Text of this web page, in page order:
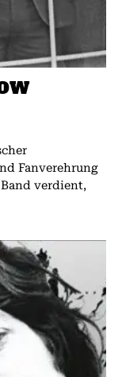
Fanverehrung
verdient,